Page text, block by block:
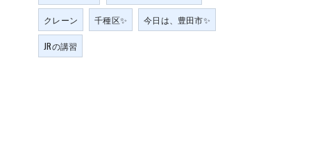
クレーン 千種区✨ 今日は、豊田市✨
JRの講習